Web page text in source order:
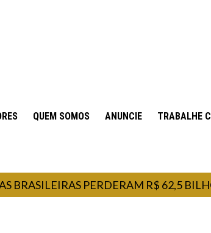
QUEM SOMOS ANUNCIE TRABALHE
PERDERAM R$ 62,5 BILHÕES